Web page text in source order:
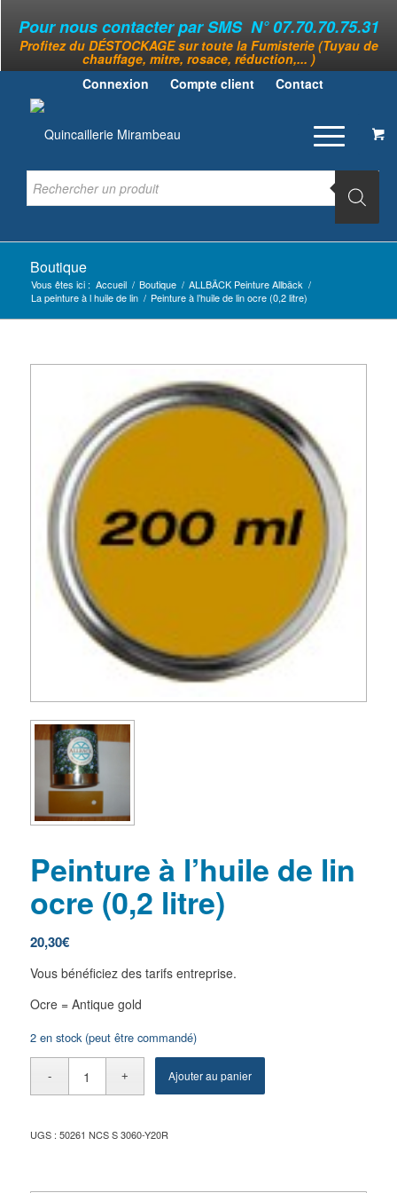
Pour nous contacter par SMS N° 07.70.70.75.31
Profitez du DÉSTOCKAGE sur toute la Fumisterie (Tuyau de
chauffage, mitre, rosace, réduction,... )
Connexion
Compte client Contact
Boutique
Vous êtes ici : Accueil / Boutique / ALLBÄCK Peinture Allbäck /
La peinture à l huile de lin / Peinture à l’huile de lin ocre (0,2 litre)
Peinture à l’huile de lin
ocre (0,2 litre)
20,30€
Vous bénéficiez des tarifs entreprise.
Ocre = Antique gold
2 en stock (peut être commandé)
Ajouter au panier
UGS : 50261 NCS S 3060-Y20R